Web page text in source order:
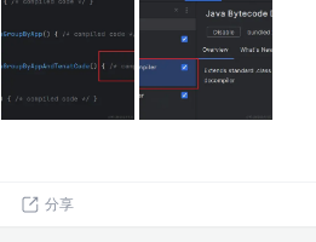
分享